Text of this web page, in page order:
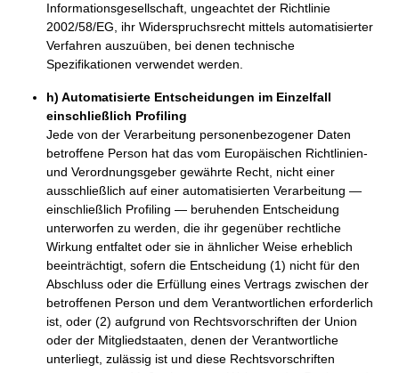
Informationsgesellschaft, ungeachtet der Richtlinie
2002/58/EG, ihr Widerspruchsrecht mittels automatisierter
Verfahren auszuüben, bei denen technische
Spezifikationen verwendet werden.
h) Automatisierte Entscheidungen im Einzelfall
einschließlich Profiling
Jede von der Verarbeitung personenbezogener Daten
betroffene Person hat das vom Europäischen Richtlinien-
und Verordnungsgeber gewährte Recht, nicht einer
ausschließlich auf einer automatisierten Verarbeitung —
einschließlich Profiling — beruhenden Entscheidung
unterworfen zu werden, die ihr gegenüber rechtliche
Wirkung entfaltet oder sie in ähnlicher Weise erheblich
beeinträchtigt, sofern die Entscheidung (1) nicht für den
Abschluss oder die Erfüllung eines Vertrags zwischen der
betroffenen Person und dem Verantwortlichen erforderlich
ist, oder (2) aufgrund von Rechtsvorschriften der Union
oder der Mitgliedstaaten, denen der Verantwortliche
unterliegt, zulässig ist und diese Rechtsvorschriften